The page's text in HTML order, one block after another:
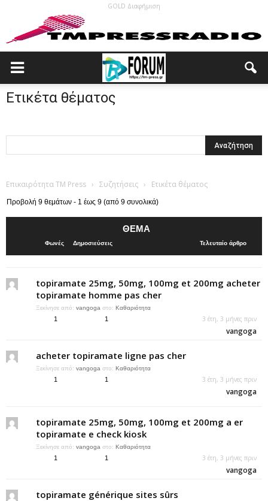
GOLD Διαφήμιση
Ετικέτα θέματος
Επικαιρότητα TM Press › Συζητήσεις › Ετικέτα θέματος
Προβολή 9 θεμάτων - 1 έως 9 (από 9 συνολικά)
ΘΈΜΑ
Φωνές Δημοσιεύσεις Τελευταίο άρθρο
topiramate 25mg, 50mg, 100mg et 200mg acheter
topiramate homme pas cher
Ξεκίνησε από: vangoga στο: Καθαριότητα
1 1 3 έτη, 3 μήνες πριν
vangoga
acheter topiramate ligne pas cher
Ξεκίνησε από: vangoga στο: Καθαριότητα
1 1 3 έτη, 3 μήνες πριν
vangoga
topiramate 25mg, 50mg, 100mg et 200mg a er
topiramate e check kiosk
Ξεκίνησε από: vangoga στο: Καθαριότητα
1 1 3 έτη, 3 μήνες πριν
vangoga
topiramate générique sites sûrs